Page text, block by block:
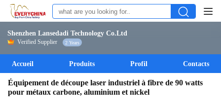
Shenzhen Lansedadi Technology Co.Ltd
Verified Supplier 2 Years
Accueil Produits Profil Contacts
Équipement de découpe laser industriel à fibre de 90 watts
pour métaux carbone, aluminium et nickel